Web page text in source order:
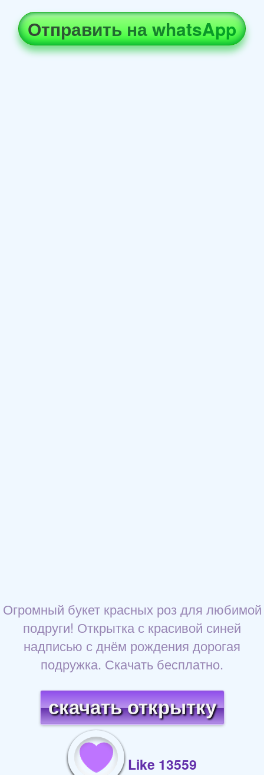
Отправить на whatsApp
Огромный букет красных роз для любимой
подруги! Открытка с красивой синей
надписью с днём рождения дорогая
подружка. Скачать бесплатно.
скачать открытку
Like 13559